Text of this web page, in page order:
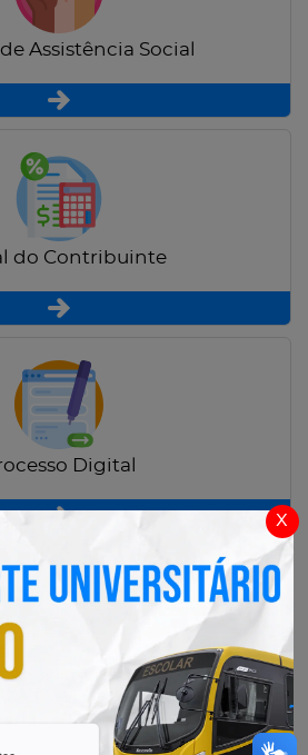
x
Assistência Social
do Contribuinte
Digital
Pública